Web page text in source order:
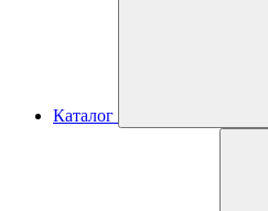
Каталог